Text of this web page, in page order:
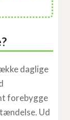
daglige
forebygge
Ud